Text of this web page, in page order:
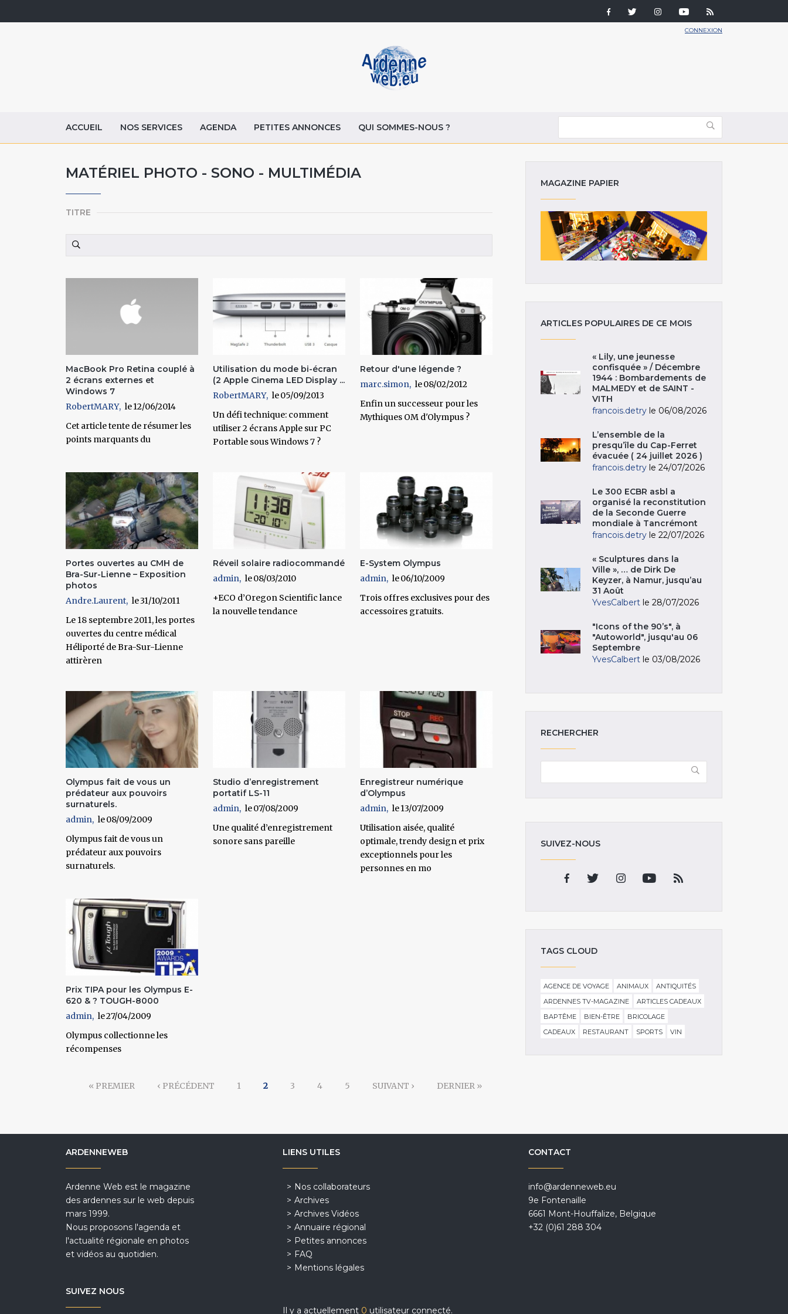
CONNEXION
ACCUEIL NOS SERVICES AGENDA PETITES ANNONCES QUI SOMMES-NOUS ?
MATÉRIEL PHOTO - SONO - MULTIMÉDIA
TITRE
MacBook Pro Retina couplé à
2 écrans externes et
Windows 7
RobertMARY
12/06/2014
Cet article tente de résumer les
points marquants du
Utilisation du mode bi-écran
(2 Apple Cinema LED Display ...
RobertMARY
05/09/2013
Un défi technique: comment
utiliser 2 écrans Apple sur PC
Portable sous Windows 7 ?
Retour d'une légende ?
marc.simon
08/02/2012
Enfin un successeur pour les
Mythiques OM d'Olympus ?
Portes ouvertes au CMH de
Bra-Sur-Lienne – Exposition
photos
Andre.Laurent
31/10/2011
Le 18 septembre 2011, les portes
ouvertes du centre médical
Héliporté de Bra-Sur-Lienne
attirèren
Réveil solaire radiocommandé
admin
08/03/2010
+ECO d’Oregon Scientific lance
la nouvelle tendance
E-System Olympus
admin
06/10/2009
Trois offres exclusives pour des
accessoires gratuits.
Olympus fait de vous un
prédateur aux pouvoirs
surnaturels.
admin
08/09/2009
Olympus fait de vous un
prédateur aux pouvoirs
surnaturels.
Studio d’enregistrement
portatif LS-11
admin
07/08/2009
Une qualité d’enregistrement
sonore sans pareille
Enregistreur numérique
d’Olympus
admin
13/07/2009
Utilisation aisée, qualité
optimale, trendy design et prix
exceptionnels pour les
personnes en mo
Prix TIPA pour les Olympus E-
620 & ? TOUGH-8000
admin
27/04/2009
Olympus collectionne les
récompenses
« PREMIER ‹ PRÉCÉDENT 1 2 3 4 5 SUIVANT › DERNIER »
MAGAZINE PAPIER
ARTICLES POPULAIRES DE CE MOIS
« Lily, une jeunesse
confisquée » / Décembre
1944 : Bombardements de
MALMEDY et de SAINT -
VITH
francois.detry le 06/08/2026
L’ensemble de la
presqu’île du Cap-Ferret
évacuée ( 24 juillet 2026 )
francois.detry le 24/07/2026
Le 300 ECBR asbl a
organisé la reconstitution
de la Seconde Guerre
mondiale à Tancrémont
francois.detry le 22/07/2026
« Sculptures dans la
Ville », … de Dirk De
Keyzer, à Namur, jusqu’au
31 Août
YvesCalbert le 28/07/2026
"Icons of the 90’s", à
"Autoworld", jusqu'au 06
Septembre
YvesCalbert le 03/08/2026
RECHERCHER
SUIVEZ-NOUS
TAGS CLOUD
AGENCE DE VOYAGE ANIMAUX
ANTIQUITÉS
ARDENNES TV-MAGAZINE
ARTICLES CADEAUX
BAPTÊME
BIEN-ÊTRE
BRICOLAGE
CADEAUX
RESTAURANT SPORTS VIN
ARDENNEWEB
Ardenne Web est le magazine
des ardennes sur le web depuis
mars 1999.
Nous proposons l'agenda et
l'actualité régionale en photos
et vidéos au quotidien.
SUIVEZ NOUS
LIENS UTILES
Nos collaborateurs
Archives
Archives Vidéos
Annuaire régional
Petites annonces
FAQ
Mentions légales
Il y a actuellement 0 utilisateur connecté.
CONTACT
info@ardenneweb.eu
9e Fontenaille
6661 Mont-Houffalize, Belgique
+32 (0)61 288 304